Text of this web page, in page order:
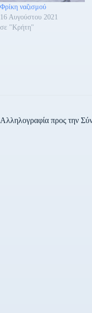
Φρίκη ναζισμού
16 Αυγούστου 2021
σε "Κρήτη"
Αλληλογραφία προς την